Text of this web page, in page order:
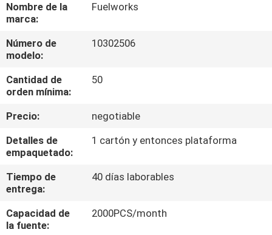
TOUR
POR
FÁBRICA
DE
CALIDAD
CONTÁCTENOS
Nombre de la
marca:
Fuelworks
Número de
modelo:
10302506
Cantidad de
orden mínima:
50
Precio:
negotiable
Detalles de
empaquetado:
1 cartón y entonces plataforma
Tiempo de
entrega:
40 días laborables
Capacidad de
la fuente:
2000PCS/month